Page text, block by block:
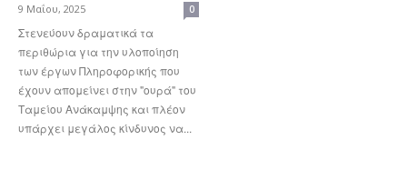
9 Μαΐου, 2025 0
Στενεύουν δραματικά τα
περιθώρια για την υλοποίηση
των έργων Πληροφορικής που
έχουν απομείνει στην "ουρά" του
Ταμείου Ανάκαμψης και πλέον
υπάρχει μεγάλος κίνδυνος να...